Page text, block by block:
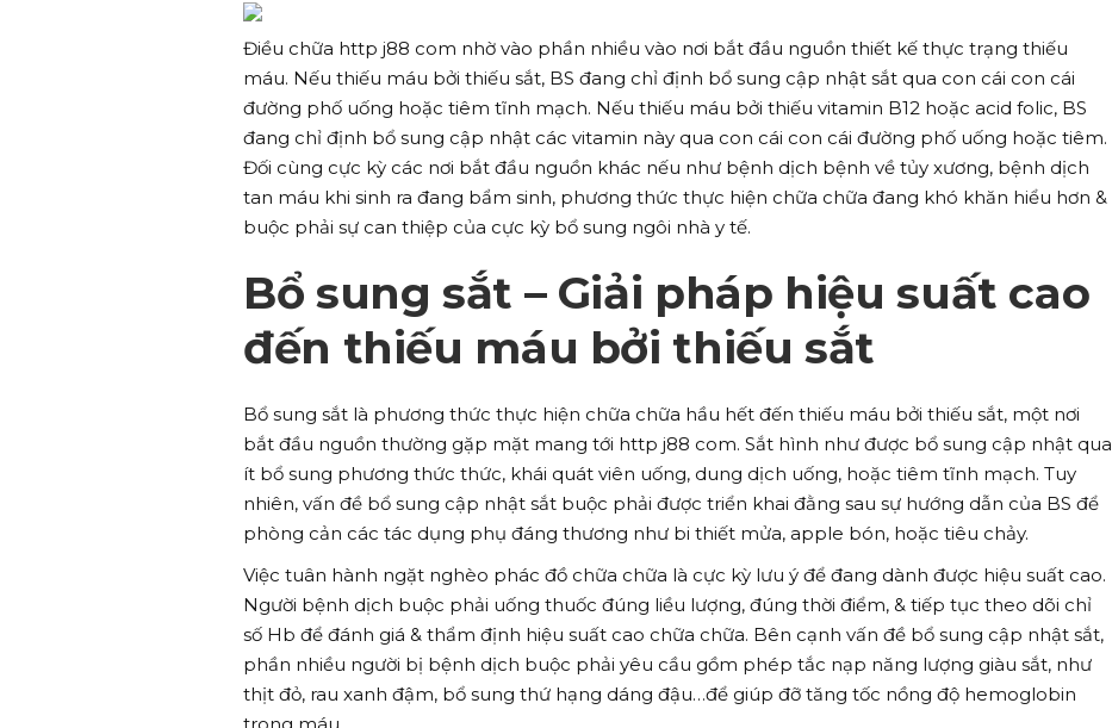
Điều chữa http j88 com nhờ vào phần nhiều vào nơi bắt đầu nguồn thiết kế thực trạng thiếu
máu. Nếu thiếu máu bởi thiếu sắt, BS đang chỉ định bổ sung cập nhật sắt qua con cái con cái
đường phố uống hoặc tiêm tĩnh mạch. Nếu thiếu máu bởi thiếu vitamin B12 hoặc acid folic, BS
đang chỉ định bổ sung cập nhật các vitamin này qua con cái con cái đường phố uống hoặc tiêm.
Đối cùng cực kỳ các nơi bắt đầu nguồn khác nếu như bệnh dịch bệnh về tủy xương, bệnh dịch
tan máu khi sinh ra đang bẩm sinh, phương thức thực hiện chữa chữa đang khó khăn hiểu hơn &
buộc phải sự can thiệp của cực kỳ bổ sung ngôi nhà y tế.
Bổ sung sắt – Giải pháp hiệu suất cao
đến thiếu máu bởi thiếu sắt
Bổ sung sắt là phương thức thực hiện chữa chữa hầu hết đến thiếu máu bởi thiếu sắt, một nơi
bắt đầu nguồn thường gặp mặt mang tới http j88 com. Sắt hình như được bổ sung cập nhật qua
ít bổ sung phương thức thức, khái quát viên uống, dung dịch uống, hoặc tiêm tĩnh mạch. Tuy
nhiên, vấn đề bổ sung cập nhật sắt buộc phải được triển khai đằng sau sự hướng dẫn của BS để
phòng cản các tác dụng phụ đáng thương như bi thiết mửa, apple bón, hoặc tiêu chảy.
Việc tuân hành ngặt nghèo phác đồ chữa chữa là cực kỳ lưu ý để đang dành được hiệu suất cao.
Người bệnh dịch buộc phải uống thuốc đúng liều lượng, đúng thời điểm, & tiếp tục theo dõi chỉ
số Hb để đánh giá & thẩm định hiệu suất cao chữa chữa. Bên cạnh vấn đề bổ sung cập nhật sắt,
phần nhiều người bị bệnh dịch buộc phải yêu cầu gồm phép tắc nạp năng lượng giàu sắt, như
thịt đỏ, rau xanh đậm, bổ sung thứ hạng dáng đậu…để giúp đỡ tăng tốc nồng độ hemoglobin